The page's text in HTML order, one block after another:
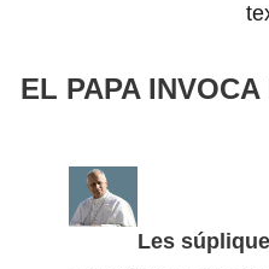
EL PAPA INVOCA
Les